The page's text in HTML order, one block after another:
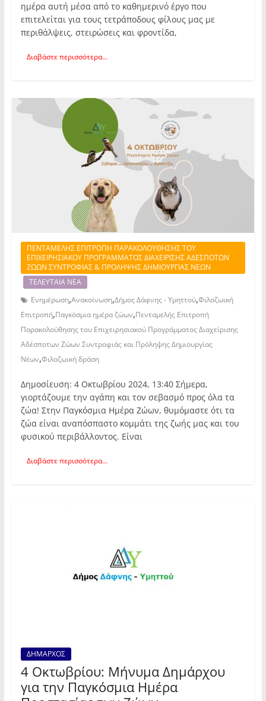
ημέρα αυτή μέσα από το καθημερινό έργο που
επιτελείται για τους τετράποδους φίλους μας με
περιθάλψεις, στειρώσεις και φροντίδα,
Διαβάστε περισσότερα...
ΠΕΝΤΑΜΕΛΗΣ ΕΠΙΤΡΟΠΗ ΠΑΡΑΚΟΛΟΥΘΗΣΗΣ ΤΟΥ
ΕΠΙΧΕΙΡΗΣΙΑΚΟΥ ΠΡΟΓΡΑΜΜΑΤΟΣ ΔΙΑΧΕΙΡΙΣΗΣ ΑΔΕΣΠΟΤΩΝ
ΖΩΩΝ ΣΥΝΤΡΟΦΙΑΣ & ΠΡΟΛΗΨΗΣ ΔΗΜΙΟΥΡΓΙΑΣ ΝΕΩΝ
ΤΕΛΕΥΤΑΙΑ ΝΕΑ
Ενημέρωση,Ανακοίνωση,Δήμος Δάφνης - Υμηττού,Φιλοζωική
Επιτροπή,Παγκόσμια ημέρα ζώων,Πενταμελής Επιτροπή
Παρακολούθησης του Επιχειρησιακού Προγράμματος Διαχείρισης
Αδέσποτων Ζώων Συντροφιάς και Πρόληψης Δημιουργίας
Νέων,Φιλοζωική δράση
Δημοσίευση: 4 Οκτωβρίου 2024, 13:40 Σήμερα,
γιορτάζουμε την αγάπη και τον σεβασμό προς όλα τα
ζώα! Στην Παγκόσμια Ημέρα Ζώων, θυμόμαστε ότι τα
ζώα είναι αναπόσπαστο κομμάτι της ζωής μας και του
φυσικού περιβάλλοντος. Είναι
Διαβάστε περισσότερα...
ΔΗΜΑΡΧΟΣ
4 Οκτωβρίου: Μήνυμα Δημάρχου
για την Παγκόσμια Ημέρα